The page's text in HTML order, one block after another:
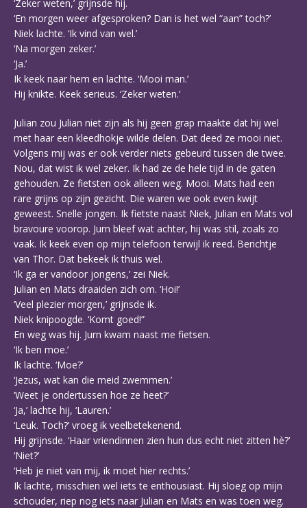
‘Zeker weten,’ grijnsde hij.
‘En morgen weer afgesproken? Dan is het wel “aan” toch?’
Niek lachte. ‘Ik vind van wel.’
‘Na morgen zeker.’
‘Ja.’
Ik keek naar hem en lachte. ‘Mooi man.’
Hij knikte. Keek serieus. ‘Zeker weten.’
Julian zou Julian niet zijn als hij geen grap maakte dat hij wel
met haar een kleedhokje wilde delen. Dat deed ze mooi niet.
Volgens mij was er ook verder niets gebeurd tussen die twee.
Nou, dat wist ik wel zeker. Ik had ze de hele tijd in de gaten
gehouden. Ze fietsten ook alleen weg. Mooi. Mats had een
rare grijns op zijn gezicht. Die waren we ook even kwijt
geweest. Snelle jongen. Ik fietste naast Niek, Julian en Mats vol
bravoure voorop. Jurn bleef wat achter, hij was stil, zoals zo
vaak. Ik keek even op mijn telefoon terwijl ik reed. Berichtje
van Thor. Dat bekeek ik thuis wel.
‘Ik ga er vandoor jongens,’ zei Niek.
Julian en Mats draaiden zich om. ‘Hoi!’
‘Veel plezier morgen,’ grijnsde ik.
Niek knipoogde. ‘Komt goed!”
En weg was hij. Jurn kwam naast me fietsen.
‘Ik ben moe.’
Ik lachte. ‘Moe?’
‘Jezus, wat kan die meid zwemmen.’
‘Weet je ondertussen hoe ze heet?’
‘Ja,’ lachte hij, ‘Lauren.’
‘Leuk. Toch?’ vroeg ik veelbetekenend.
Hij grijnsde. ‘Haar vriendinnen zien hun dus echt niet zitten hè?’
‘Niet?’
‘Heb je niet van mij, ik moet hier rechts.’
Ik lachte, misschien wel iets te enthousiast. Hij sloeg op mijn
schouder, riep nog iets naar Julian en Mats en was toen weg.